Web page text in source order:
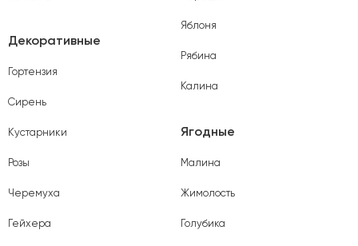
Яблоня
Рябина
Калина
Декоративные
Гортензия
Сирень
Кустарники
Розы
Черемуха
Гейхера
Ягодные
Малина
Жимолость
Голубика